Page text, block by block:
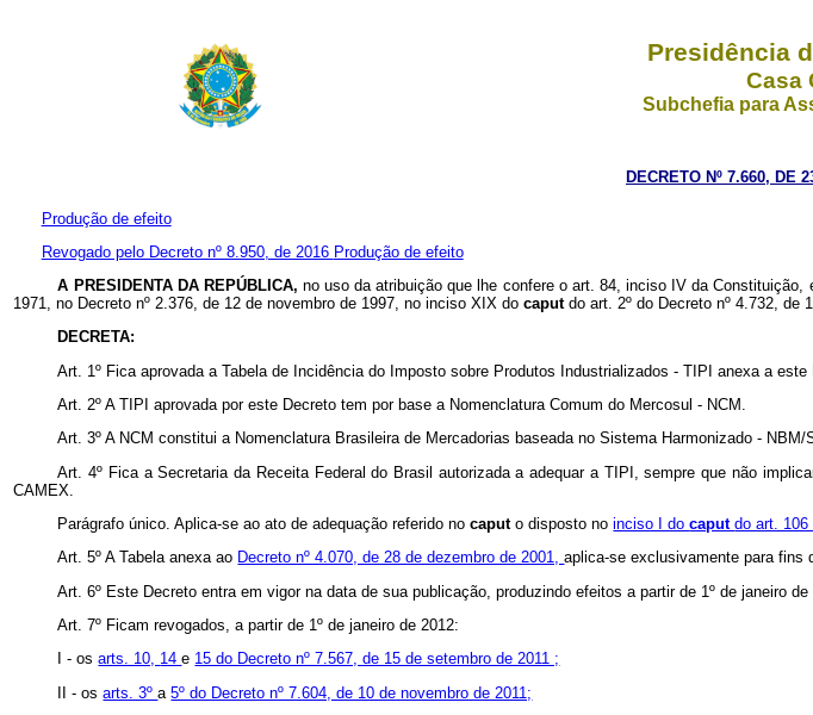
Presidência
Casa
Subchefia para
DECRETO Nº 7.660, DE
Produção de efeito
Revogado pelo Decreto nº 8.950, de 2016 Produção de efeito
A PRESIDENTA DA REPÚBLICA, no uso da atribuição que lhe confere o art. 84, inciso IV da
1971, no Decreto nº 2.376, de 12 de novembro de 1997, no inciso XIX do caput do art. 2º do Decreto nº 4.732, de
DECRETA:
Art. 1º Fica aprovada a Tabela de Incidência do Imposto sobre Produtos Industrializados - TIPI anexa a este
Art. 2ºA TIPI aprovada por este Decreto tem por base a Nomenclatura Comum do Mercosul - NCM.
Art. 3º A NCM constitui a Nomenclatura Brasileira de Mercadorias baseada no Sistema Harmonizado -
Art. 4º Fica a Secretaria da Receita Federal do Brasil autorizada a adequar a TIPI, sempre que não
CAMEX.
Parágrafo único. Aplica-se ao ato de adequação referido nocaputo disposto noinciso I docaputdo art.
Art. 5º A Tabela anexa ao Decreto nº 4.070, de 28 de dezembro de 2001,aplica-se exclusivamente para fins
Art. 6º Este Decreto entra em vigor na data de sua publicação, produzindo efeitos a partir de 1º de janeiro de
Art. 7º Ficam revogados, a partir de 1º de janeiro de 2012:
I - osarts. 10, 14e 15 do Decreto nº 7.567, de 15 de setembro de 2011 ;
II - osarts. 3ºa5º do Decreto nº 7.604, de 10 de novembro de 2011;